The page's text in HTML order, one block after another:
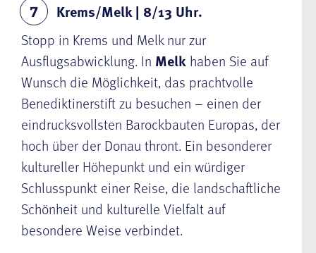
7
Krems/Melk | 8/13 Uhr.
Stopp in Krems und Melk nur zur
Ausflugsabwicklung. In Melk haben Sie auf
Wunsch die Möglichkeit, das prachtvolle
Benediktinerstift zu besuchen – einen der
eindrucksvollsten Barockbauten Europas, der
hoch über der Donau thront. Ein besonderer
kultureller Höhepunkt und ein würdiger
Schlusspunkt einer Reise, die landschaftliche
Schönheit und kulturelle Vielfalt auf
besondere Weise verbindet.